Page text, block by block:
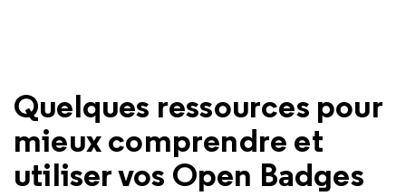
Quelques ressources pour
mieux comprendre et
utiliser vos Open Badges